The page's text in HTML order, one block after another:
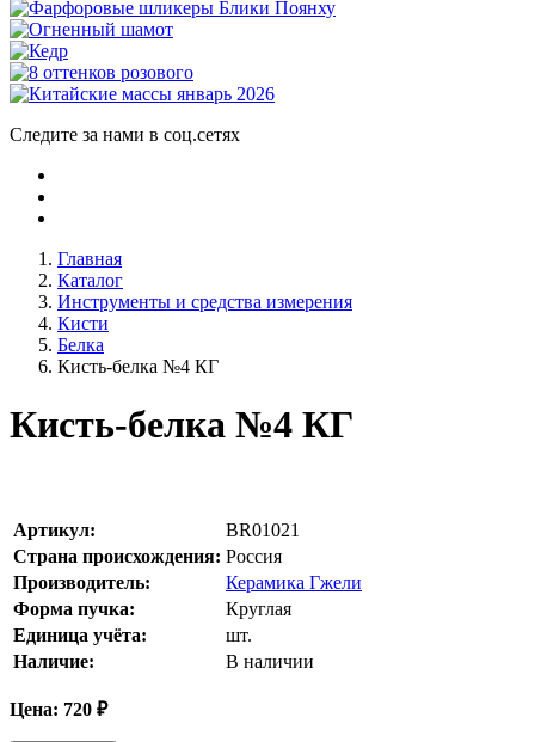
Следите за нами в соц.сетях
Главная
Каталог
Инструменты и средства измерения
Кисти
Белка
Кисть-белка №4 КГ
Кисть-белка №4 КГ
Артикул:
BR01021
Страна происхождения: Россия
Производитель:
Керамика Гжели
Форма пучка:
Круглая
Единица учёта:
шт.
Наличие:
В наличии
Цена: 720 ₽